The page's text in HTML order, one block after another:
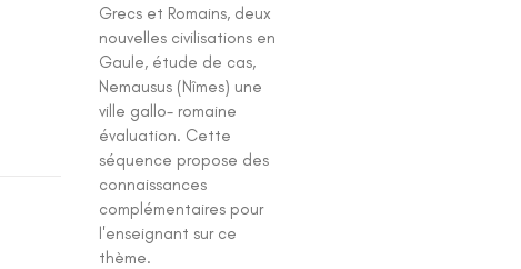
Grecs et Romains, deux
nouvelles civilisations en
Gaule, étude de cas,
Nemausus (Nîmes) une
ville gallo- romaine
évaluation. Cette
séquence propose des
connaissances
complémentaires pour
l'enseignant sur ce
thème.